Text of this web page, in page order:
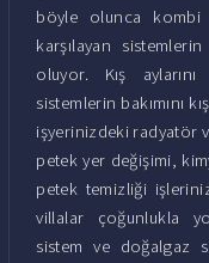
böyle olunca kombi
karşılayan
oluyor. Kış
sistemlerin bakımını
işyerinizdeki radyatör
petek yer değişimi,
petek temizliği
villalar çoğunlukla
sistem ve doğalgaz